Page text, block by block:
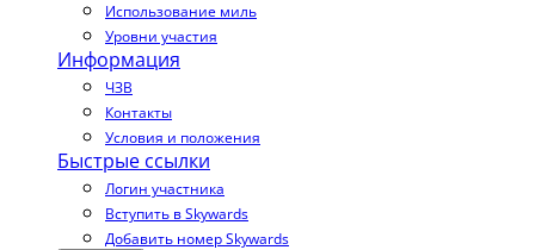
Использование миль
Уровни участия
Информация
ЧЗВ
Контакты
Условия и положения
Быстрые ссылки
Логин участника
Вступить в Skywards
Добавить номер Skywards